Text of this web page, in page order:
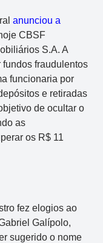
anunciou a
CBSF
S.A. A
fraudulentos
funcionaria por
e retiradas
de ocultar o
as
os R$ 11
fez elogios ao
Galípolo,
sugerido o nome